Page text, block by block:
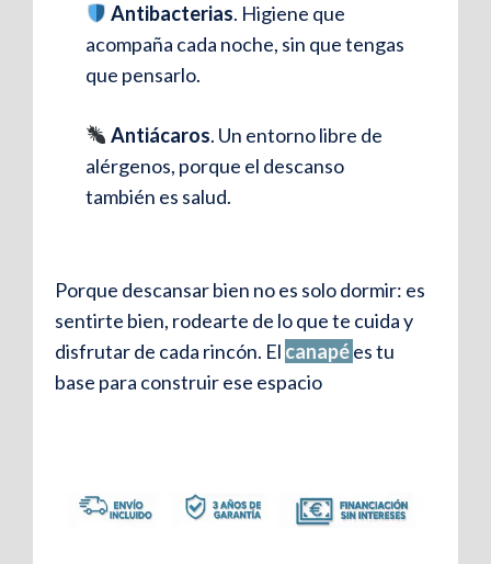
durante el uso articulado, manteniéndolo
siempre en su sitio.
Tablero de 3 cm en melamina
resistente
Gracias a este acabado, la superficie está
preparada para resistir el uso diario sin
perder su aspecto impecable.
Antibacterias. Higiene que
acompaña cada noche, sin que tengas
que pensarlo.
Antiácaros. Un entorno libre de
alérgenos, porque el descanso
también es salud.
Porque descansar bien no es solo dormir: es
sentirte bien, rodearte de lo que te cuida y
disfrutar de cada rincón. El canapées tu
base para construir ese espacio